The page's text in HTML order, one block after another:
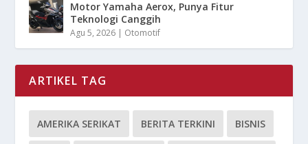
Motor Yamaha Aerox, Punya Fitur
Teknologi Canggih
Agu 5, 2026 | Otomotif
ARTIKEL TAG
AMERIKA SERIKAT BERITA TERKINI BISNIS